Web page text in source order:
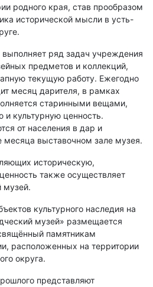
родного края, став прообразом
исторической мысли в усть-
ряд задач учреждения
предметов и коллекций,
текущую работу. Ежегодно
месяц дарителя, в рамках
старинными вещами,
культурную ценность.
от населения в дар и
месяца выставочном зале музея.
историческую,
также осуществляет
музей.
культурного наследия на
музей» размещается
памятникам
расположенных на территории
округа.
представляют